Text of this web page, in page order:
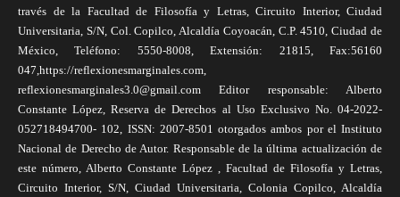
través de la Facultad de Filosofía y Letras, Circuito Interior, Ciudad
Universitaria, S/N, Col. Copilco, Alcaldía Coyoacán, C.P. 4510, Ciudad de
México, Teléfono: 5550-8008, Extensión: 21815, Fax:56160
047,https://reflexionesmarginales.com,
reflexionesmarginales3.0@gmail.com Editor responsable: Alberto
Constante López, Reserva de Derechos al Uso Exclusivo No. 04-2022-
052718494700- 102, ISSN: 2007-8501 otorgados ambos por el Instituto
Nacional de Derecho de Autor. Responsable de la última actualización de
este número, Alberto Constante López , Facultad de Filosofía y Letras,
Circuito Interior, S/N, Ciudad Universitaria, Colonia Copilco, Alcaldía